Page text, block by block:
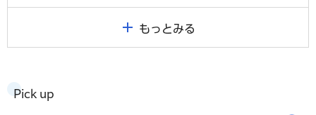
もっとみる
Pick up